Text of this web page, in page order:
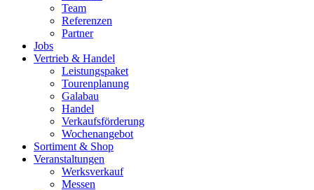
Team
Referenzen
Partner
Jobs
Vertrieb & Handel
Leistungspaket
Tourenplanung
Galabau
Handel
Verkaufsförderung
Wochenangebot
Sortiment & Shop
Veranstaltungen
Werksverkauf
Messen